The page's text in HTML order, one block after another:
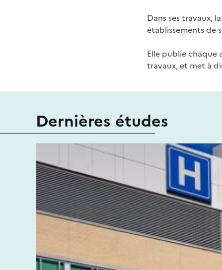
Dans ses travaux,
établissements de
Elle publie chaque
travaux, et met à
Dernières études